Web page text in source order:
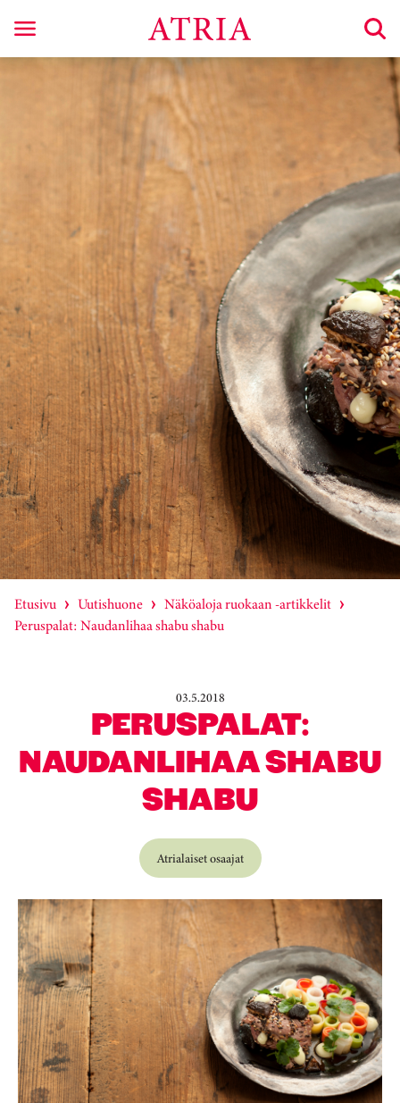
Etusivu Uutishuone
Näköaloja ruokaan -artikkelit
Peruspalat: Naudanlihaa shabu shabu
03.5.2018
PERUSPALAT:
NAUDANLIHAA SHABU
SHABU
Atrialaiset osaajat